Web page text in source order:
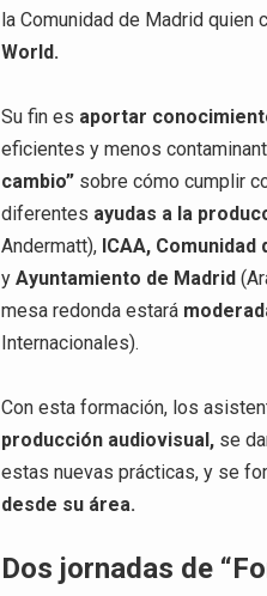
la Comunidad de Madrid quien
World.
Su fin es aportar
eficientes y menos
cambio” sobre cómo cumplir
diferentes ayudas a la
Andermatt), ICAA, Comunidad
yAyuntamiento de Madrid
mesa redonda estará
Internacionales).
Con esta formación, los
producción audiovisual, se
estas nuevas prácticas, y se
desde su área.
Dos jornadas de